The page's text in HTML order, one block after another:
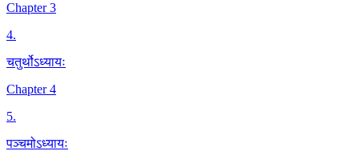
Chapter 3
4.
चतुर्थोऽध्यायः
Chapter 4
5.
पञ्चमोऽध्यायः